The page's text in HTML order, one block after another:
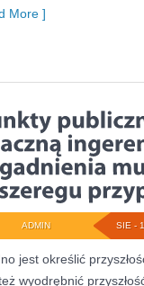
More ]
SIE -
ADMIN
jest określić
wyodrębnić